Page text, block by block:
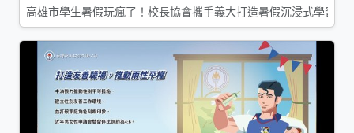
高雄市學生暑假玩瘋了！校長協會攜手義大打造暑假沉浸式學習基